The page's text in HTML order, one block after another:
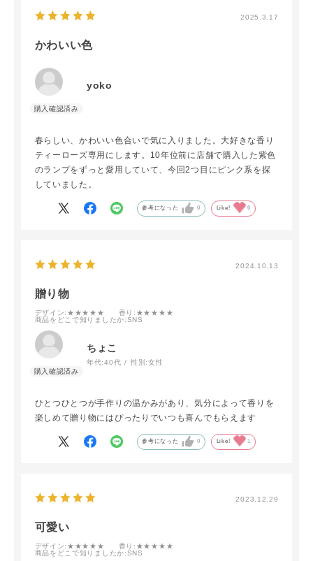
2025.3.17
かわいい色
yoko
春らしい、かわいい色合いで気に入りました。大好きな香り
ティーローズ専用にします。10年位前に店舗で購入した紫色
のランプをずっと愛用していて、今回2つ目にピンク系を探
していました。
参考になった 0 Like! 0
2024.10.13
贈り物
デザイン:★★★★★ 香り :★★★★★
商品をどこで知りましたか:SNS
ちょこ
年代:40代 性別:女性
ひとつひとつが手作りの温かみがあり、気分によって香りを
楽しめて贈り物にはぴったりでいつも喜んでもらえます
参考になった 0 Like! 1
2023.12.29
可愛い
デザイン:★★★★★ 香り :★★★★★
商品をどこで知りましたか:SNS